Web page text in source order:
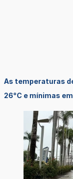
As temperaturas
26°C e mínimas